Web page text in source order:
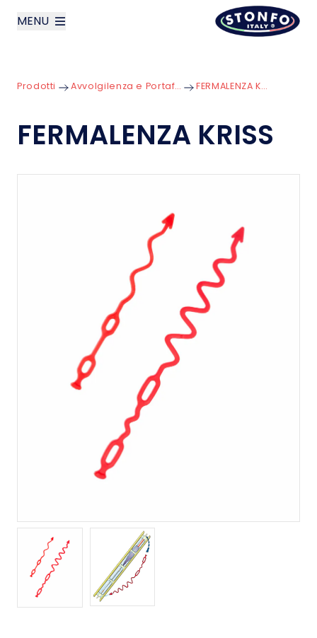
MENU
Prodotti
Prodotti Avvolgilenza e Portafinali FERMALENZA KRISS
FERMALENZA KRISS